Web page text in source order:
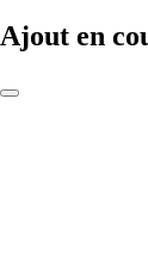
Ajout en